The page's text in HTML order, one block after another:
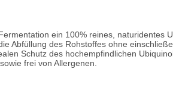
ein 100% reines, naturidentes
Abfüllung des Rohstoffes ohne
Schutz des hochempfindlichen
frei von Allergenen.